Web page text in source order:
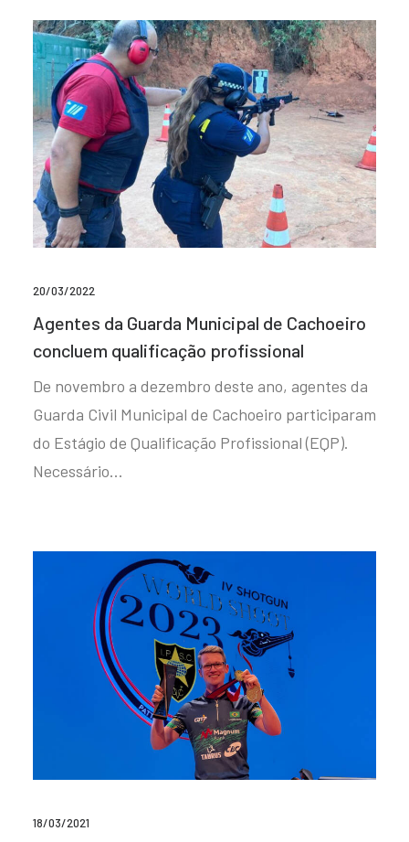
20/03/2022
Agentes da Guarda Municipal de Cachoeiro
concluem qualificação profissional
De novembro a dezembro deste ano, agentes da
Guarda Civil Municipal de Cachoeiro participaram
do Estágio de Qualificação Profissional (EQP).
Necessário…
18/03/2021